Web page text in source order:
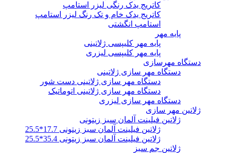
کاتریج یدک رنگی لیزر استامپ
کاتریج یدک خام و تک رنگ لیزر استامپ
استامپ انگشتی
پایه مهر
پایه مهر کلیپسی ژلاتینی
پایه مهر کلیپسی لیزری
دستگاه مهرسازی
دستگاه مهر سازی ژلاتینی
دستگاه مهر سازی ژلاتینی دست شور
دستگاه مهر سازی ژلاتینی اتوماتیک
دستگاه مهر سازی لیزری
ژلاتین مهر سازی
ژلاتین فیلینت آلمان سبز زیتونی
ژلاتین فیلینت آلمان سبز زیتونی 17.7*25.5
ژلاتین فیلینت آلمان سبز زیتونی 35.4*25.5
ژلاتین جم سبز